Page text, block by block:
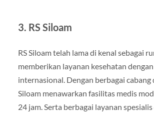
3. RS Siloam
RS Siloam telah lama di kenal sebagai
memberikan layanan kesehatan
internasional. Dengan berbagai cabang
Siloam menawarkan fasilitas medis
24 jam. Serta berbagai layanan